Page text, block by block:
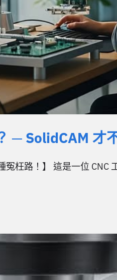
─ SolidCAM 才
枉路！】 這是一位